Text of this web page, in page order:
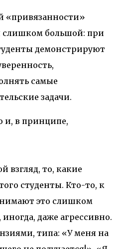
«привязанности»
слишком большой: при
демонстрируют
самые
задачи.
и, в принципе,
взгляд, то, какие
студенты. Кто-то, к
это слишком
даже агрессивно.
типа: «У меня на